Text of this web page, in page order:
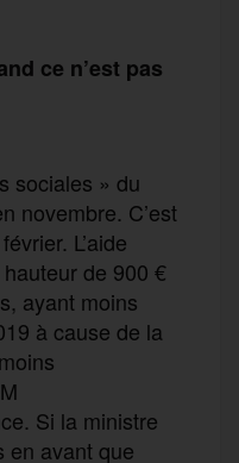
ce n’est pas
sociales » du
novembre. C’est
L’aide
de 900 €
ayant moins
à cause de la
Si la ministre
en avant que